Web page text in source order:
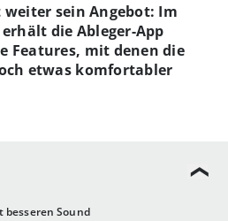
besseren Sound
weiter sein Angebot: Im
die Ableger-App
Features, mit denen die
etwas komfortabler